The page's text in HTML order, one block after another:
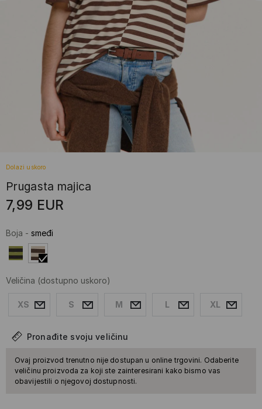
Dolazi uskoro
Prugasta majica
7,99 EUR
Boja - smeđi
Veličina (dostupno uskoro)
XS S M L XL
Pronađite svoju veličinu
Ovaj proizvod trenutno nije dostupan u online trgovini. Odaberite
veličinu proizvoda za koji ste zainteresirani kako bismo vas
obavijestili o njegovoj dostupnosti.